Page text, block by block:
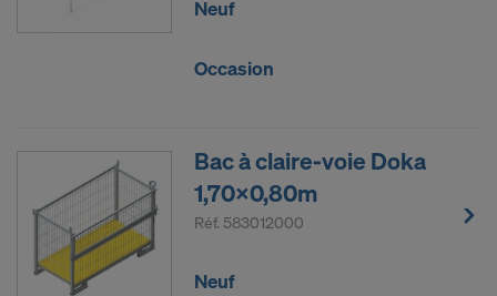
Neuf
Occasion
Bac à claire-voie Doka
1,70x0,80m
Réf. 583012000
Neuf